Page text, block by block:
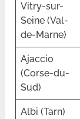
Vitry-sur-
Seine (Val-
de-Marne)
Ajaccio
(Corse-du-
Sud)
Albi (Tarn)